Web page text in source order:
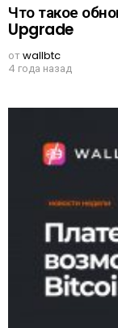
Что такое
Upgrade
отwallbtc
4 года назад